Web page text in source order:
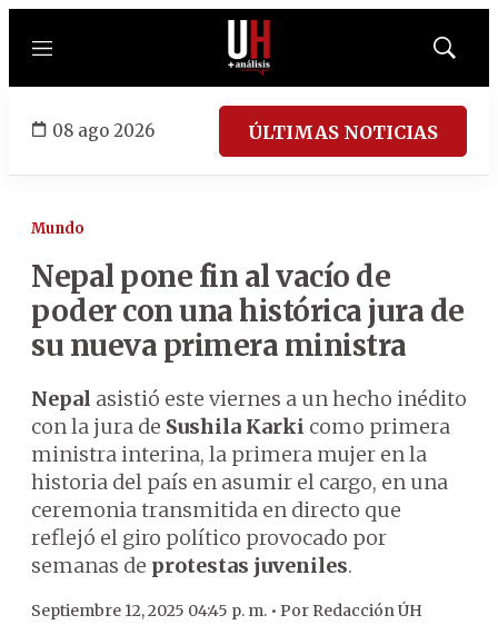
Menú
Mostrar
08 ago 2026 ÚLTIMAS NOTICIAS
Mundo
Nepal pone fin al vacío de
poder con una histórica jura de
su nueva primera ministra
Nepal asistió este viernes a un hecho inédito
con la jura de Sushila Karki como primera
ministra interina, la primera mujer en la
historia del país en asumir el cargo, en una
ceremonia transmitida en directo que
reflejó el giro político provocado por
semanas de protestas juveniles.
Septiembre 12, 2025 04:45 p. m. • Por Redacción ÚH